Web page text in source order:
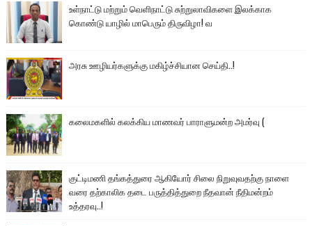
உள்நாட்டு மற்றும் வெளிநாட்டு சுற்றுலாவிகளை இலக்காக
கொண்டு யாழில் மாபெரும் திருவிழா! வ
அரசு ஊழியர்களுக்கு மகிழ்ச்சியான செய்தி..!
கலைமகளில் கலக்கிய மாணவர் பாராளுமன்ற அமர்வு (
குட்டிமணி தங்கத்துரை ஆகியோர் சிலை நிறுவுவதற்கு நாளை
வரை தற்காலிக தடை பருத்தித்துறை நீதவான் நீதிமன்றம்
உத்தரவு..!